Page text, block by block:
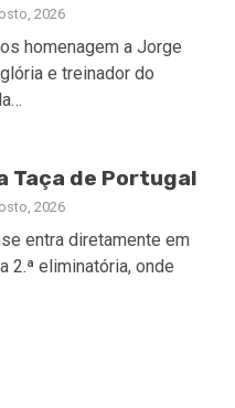
2026
homenagem a Jorge
e treinador do
Taça de Portugal
2026
entra diretamente em
2.ª eliminatória, onde